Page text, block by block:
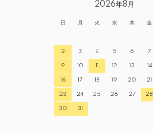
2026年8月
日 月 火 水 木 金
2 3 4 5 6 7
9 10 11 12 13 14
16 17 18 19 20 21
23 24 25 26 27 28
30 31